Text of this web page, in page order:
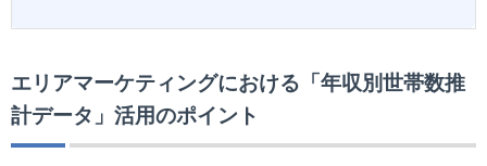
エリアマーケティングにおける「年収別世帯数推
計データ」活用のポイント